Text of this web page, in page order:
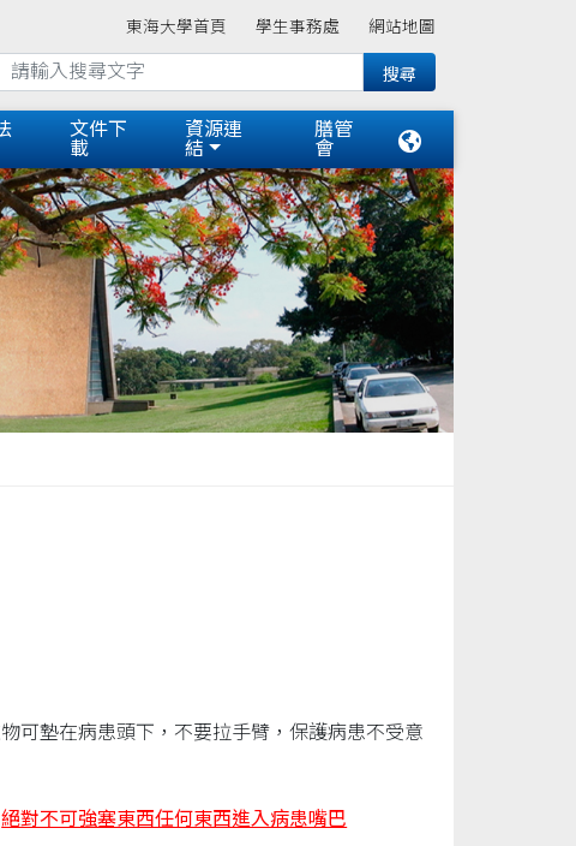
東海大學首頁 學生事務處 網站地圖
文件下
載
資源連
結
膳管
會
可墊在病患頭下，不要拉手臂，保護病患不受意
絕對不可強塞東西任何東西進入病患嘴巴